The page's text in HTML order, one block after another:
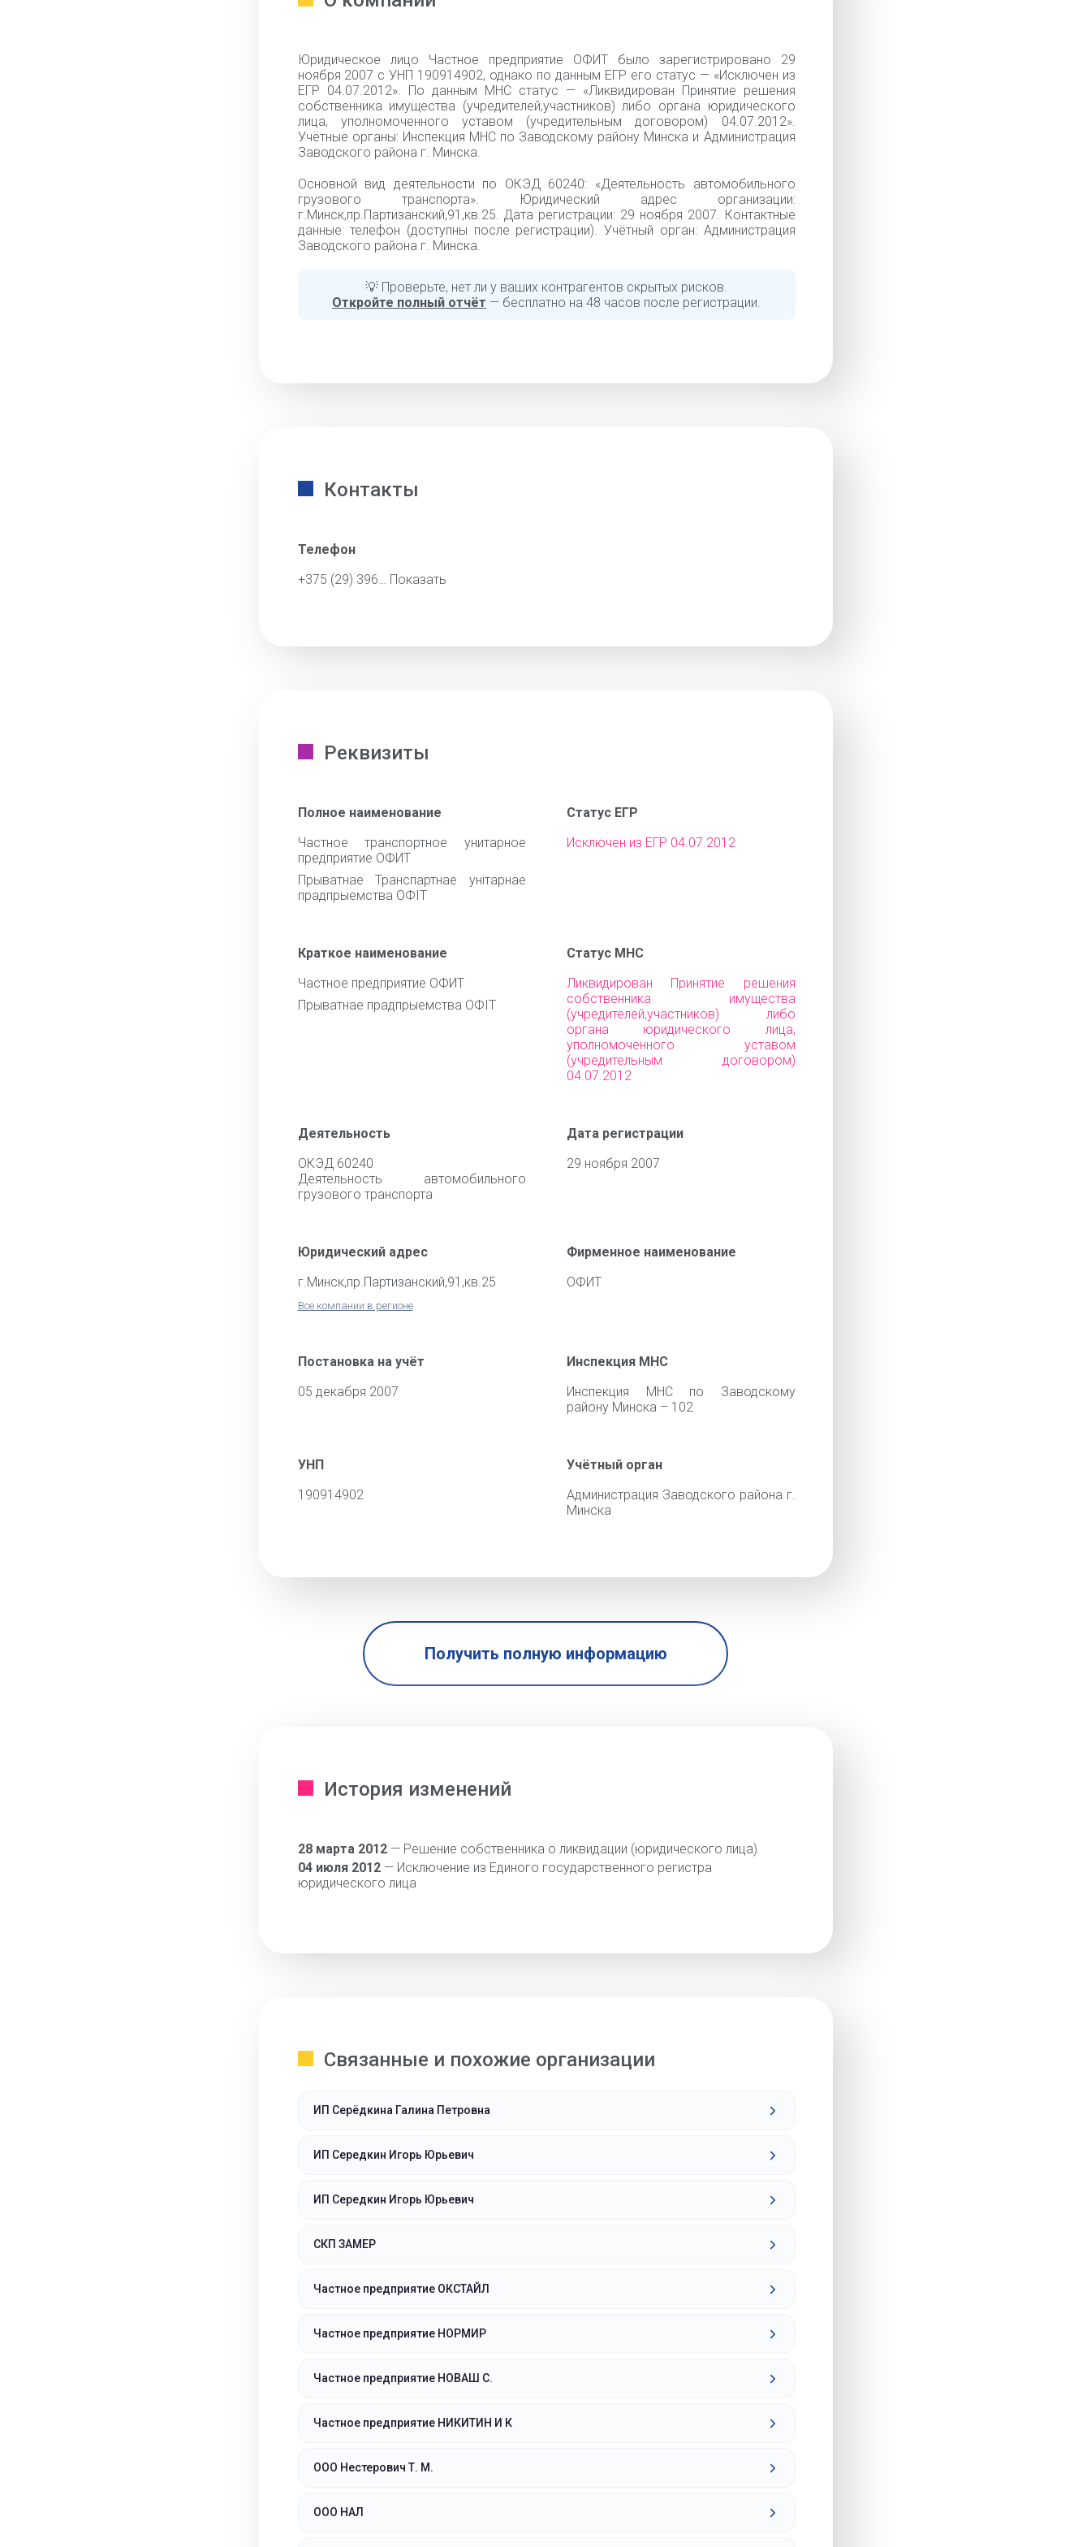
Юридическое лицо Частное предприятие ОФИТ было зарегистрировано 29
ноября 2007 с УНП 190914902, однако по данным ЕГР его статус — «Исключен из
ЕГР 04.07.2012». По данным МНС статус — «Ликвидирован Принятие решения
собственника имущества (учредителей,участников) либо органа юридического
лица, уполномоченного уставом (учредительным договором) 04.07.2012».
Учётные органы: Инспекция МНС по Заводскому району Минска и Администрация
Заводского района г. Минска.
Основной вид деятельности по ОКЭД 60240: «Деятельность автомобильного
грузового транспорта». Юридический адрес организации:
г.Минск,пр.Партизанский,91,кв.25. Дата регистрации: 29 ноября 2007. Контактные
данные: телефон (доступны после регистрации). Учётный орган: Администрация
Заводского района г. Минска.
💡 Проверьте, нет ли у ваших контрагентов скрытых рисков.
Откройте полный отчёт — бесплатно на 48 часов после регистрации.
Контакты
Телефон
+375 (29) 396… Показать
Реквизиты
Полное наименование
Частное транспортное унитарное
предприятие ОФИТ
Прыватнае Транспартнае унiтарнае
прадпрыемства ОФIТ
Статус ЕГР
Исключен из ЕГР 04.07.2012
Краткое наименование
Частное предприятие ОФИТ
Прыватнае прадпрыемства ОФIТ
Статус МНС
Ликвидирован Принятие решения
собственника имущества
(учредителей,участников) либо
органа юридического лица,
уполномоченного уставом
(учредительным договором)
04.07.2012
Деятельность
ОКЭД 60240
Деятельность автомобильного
грузового транспорта
Дата регистрации
29 ноября 2007
Юридический адрес
г.Минск,пр.Партизанский,91,кв.25
Все компании в регионе
Фирменное наименование
ОФИТ
Постановка на учёт
05 декабря 2007
Инспекция МНС
Инспекция МНС по Заводскому
району Минска – 102
УНП
190914902
Учётный орган
Администрация Заводского района г.
Минска
Получить полную информацию
История изменений
28 марта 2012— Решение собственника о ликвидации (юридического лица)
04 июля 2012— Исключение из Единого государственного регистра
юридического лица
Связанные и похожие организации
ИП Серёдкина Галина Петровна
ИП Середкин Игорь Юрьевич
ИП Середкин Игорь Юрьевич
СКП ЗАМЕР
Частное предприятие ОКСТАЙЛ
Частное предприятие НОРМИР
Частное предприятие НОВАШ С.
Частное предприятие НИКИТИН И К
ООО Нестерович Т. М.
ООО НАЛ